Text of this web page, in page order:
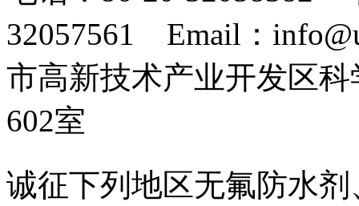
32057561 Email：
市高新技术产业开发区
602室
诚征下列地区无氟防水